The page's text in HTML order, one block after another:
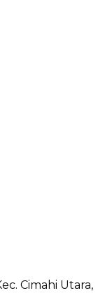
Cimahi Utara,